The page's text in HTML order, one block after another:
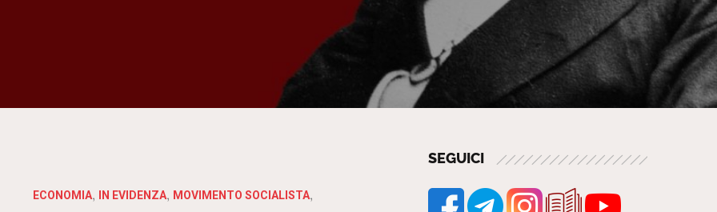
ECONOMIA IN EVIDENZA
MOVIMENTO SOCIALISTA
SEGUICI